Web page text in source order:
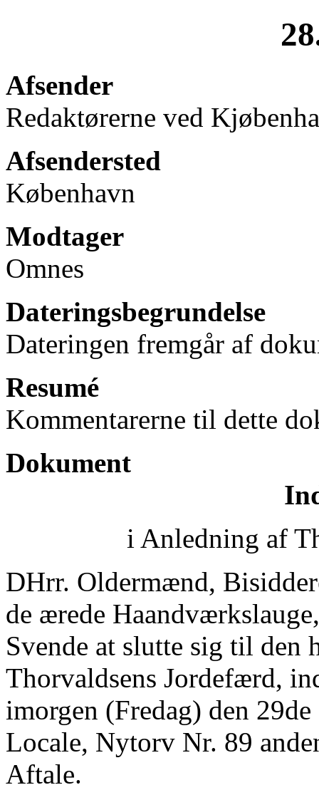
Afsender
Redaktørerne ved
Afsendersted
København
Modtager
Omnes
Dateringsbegrundelse
Dateringen fremgår af
Resumé
Kommentarerne til dette
Dokument
i Anledning af
DHrr. Oldermænd,
de ærede
Svende at slutte sig til den
Thorvaldsens Jordefærd,
imorgen (Fredag) den
Locale, Nytorv Nr. 89
Aftale.